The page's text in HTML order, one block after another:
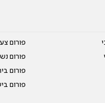
פורום
פורום
פורום
פורום